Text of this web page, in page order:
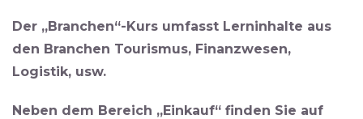
Der „Branchen“-Kurs umfasst Lerninhalte aus
den Branchen Tourismus, Finanzwesen,
Logistik, usw.
Neben dem Bereich „Einkauf“ finden Sie auf